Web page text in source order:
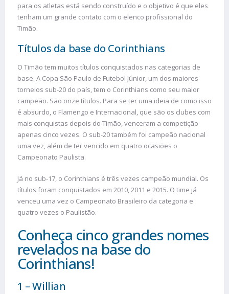
para os atletas está sendo construído e o objetivo é que eles
tenham um grande contato com o elenco profissional do
Timão.
Títulos da base do Corinthians
O Timão tem muitos títulos conquistados nas categorias de
base. A Copa São Paulo de Futebol Júnior, um dos maiores
torneios sub-20 do país, tem o Corinthians como seu maior
campeão. São onze títulos. Para se ter uma ideia de como isso
é absurdo, o Flamengo e Internacional, que são os clubes com
mais conquistas depois do Timão, venceram a competição
apenas cinco vezes. O sub-20 também foi campeão nacional
uma vez, além de ter vencido em quatro ocasiões o
Campeonato Paulista.
Já no sub-17, o Corinthians é três vezes campeão mundial. Os
títulos foram conquistados em 2010, 2011 e 2015. O time já
venceu uma vez o Campeonato Brasileiro da categoria e
quatro vezes o Paulistão.
Conheça cinco grandes nomes
revelados na base do
Corinthians!
1 – Willian